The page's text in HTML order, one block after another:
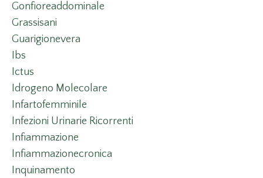
Gonfioreaddominale
Grassisani
Guarigionevera
Ibs
Ictus
Idrogeno Molecolare
Infartofemminile
Infezioni Urinarie Ricorrenti
Infiammazione
Infiammazionecronica
Inquinamento